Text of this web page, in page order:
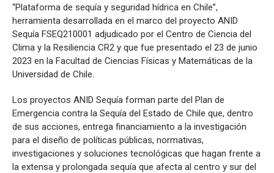
“Plataforma de sequía y seguridad hídrica en Chile”,
herramienta desarrollada en el marco del proyecto ANID
Sequía FSEQ210001 adjudicado por el Centro de Ciencia del
Clima y la Resiliencia CR2 y que fue presentado el 23 de junio
2023 en la Facultad de Ciencias Físicas y Matemáticas de la
Universidad de Chile.
Los proyectos ANID Sequía forman parte del Plan de
Emergencia contra la Sequía del Estado de Chile que, dentro
de sus acciones, entrega financiamiento a la investigación
para el diseño de políticas públicas, normativas,
investigaciones y soluciones tecnológicas que hagan frente a
la extensa y prolongada sequía que afecta al centro y sur del